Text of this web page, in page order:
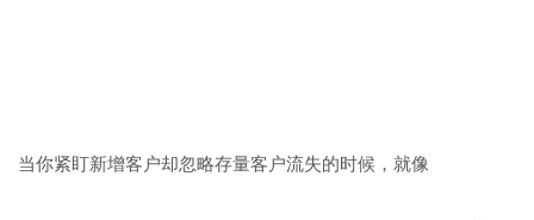
当你紧盯新增客户却忽略存量客户流失的时候，就像